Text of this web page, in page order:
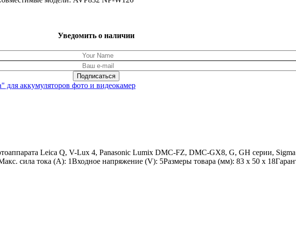
Уведомить о наличии
для аккумуляторов фото и видеокамер
Leica Q, V-Lux 4, Panasonic Lumix DMC-FZ, DMC-GX8, G, GH серии,
сила тока (A): 1Входное напряжение (V): 5Размеры товара (мм): 83 x 50 x